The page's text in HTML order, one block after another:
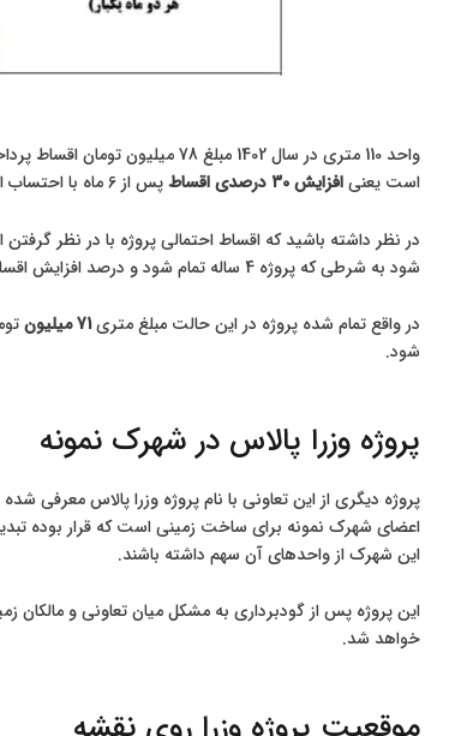
است یعنیافزایش 30 درصدی اقساط پس از 6 ماه با احتساب اینکه در سال جاری افزایش نرخ ارز نداشتیم.
در نظر داشته باشید که اقساط احتمالی پروژه با در نظر گرفتن افزایش 40 الی 50
شود به شرطی که پروژه 4 ساله تمام شود و درصد افزایش اقساط سالانه 40 درصد باشد و افزایش نرخ ارز نداشته باشیم.
در واقع تمام شده پروژه در این حالت مبلغ متری71 میلیون
شود.
پروژه وزرا پالاس در شهرک نمونه
پروژه دیگری از این تعاونی با نام پروژه وزرا پالاس معرفی
اعضای شهرک نمونه برای ساخت زمینی است که قرار بوده
این شهرک از واحدهای آن سهم داشته باشند.
این پروژه پس از گودبرداری به مشکل میان تعاونی و
خواهد شد.